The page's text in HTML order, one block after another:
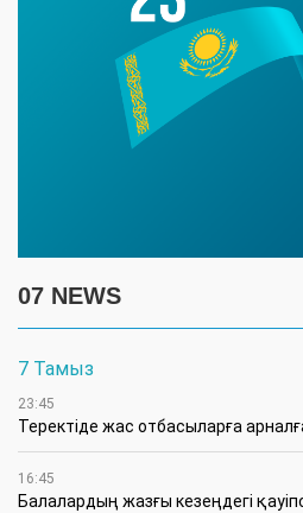
07 NEWS
7 Тамыз
23:45
​Теректіде жас отбасыларға
16:45
Балалардың жазғы кезеңдегі